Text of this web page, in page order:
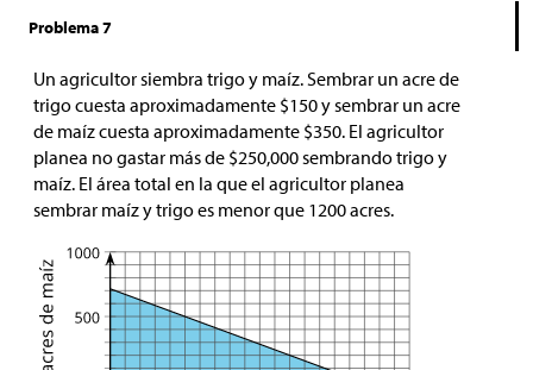
Problema 7
Un agricultor siembra trigo y maíz. Sembrar un acre de
trigo cuesta aproximadamente $150 y sembrar un acre
de maíz cuesta aproximadamente $350. El agricultor
planea no gastar más de $250,000 sembrando trigo y
maíz. El área total en la que el agricultor planea
sembrar maíz y trigo es menor que 1200 acres.